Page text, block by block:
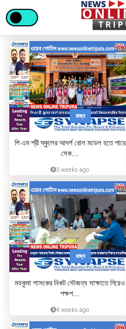
রাজ্য
পি এম শ্রী স্কুলের আদর্শ রোল মডেল হতে পারে
সেক...
3 weeks ago
রাজ্য
মহকুমা শাসকের নিকট সৌজন্য সাক্ষাতে গিয়েও
পক্ষপ...
4 weeks ago